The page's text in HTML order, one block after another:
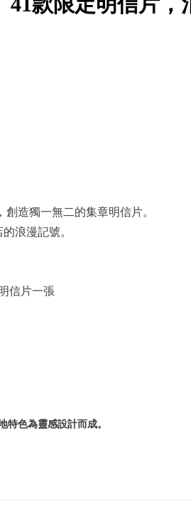
造獨一無二的集章明信片。
浪漫記號。
信片一張
色為靈感設計而成。